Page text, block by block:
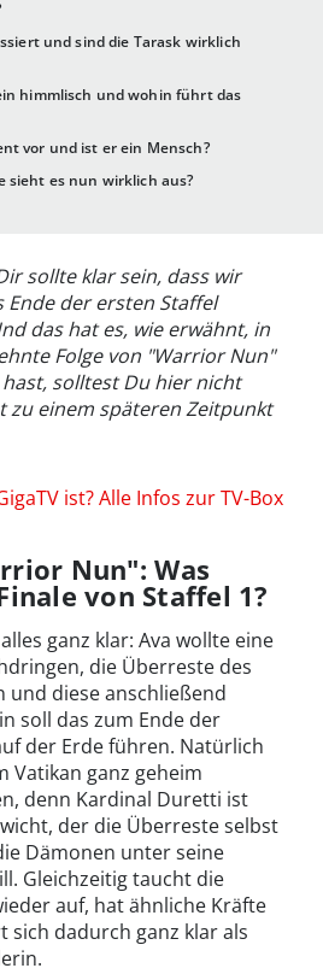
und sind die Tarask wirklich
himmlisch und wohin führt das
vor und ist er ein Mensch?
sieht es nun wirklich aus?
sollte klar sein, dass wir
Ende der ersten Staffel
das hat es, wie erwähnt, in
Folge von "Warrior Nun"
solltest Du hier nicht
zu einem späteren Zeitpunkt
ist? Alle Infos zur TV-Box
Nun": Was
von Staffel 1?
ganz klar: Ava wollte eine
die Überreste des
und diese anschließend
soll das zum Ende der
der Erde führen. Natürlich
Vatikan ganz geheim
denn Kardinal Duretti ist
der die Überreste selbst
Dämonen unter seine
Gleichzeitig taucht die
auf, hat ähnliche Kräfte
sich dadurch ganz klar als